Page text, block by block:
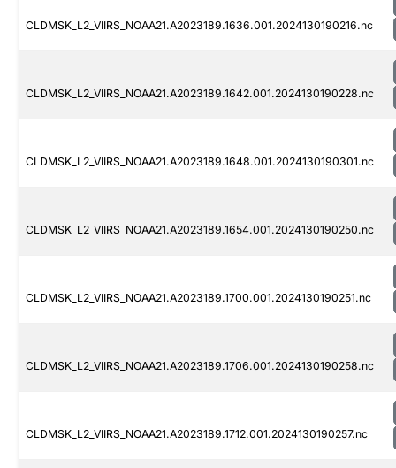
CLDMSK_L2_VIIRS_NOAA21.A2023189.1636.001.2024130190216.nc
CLDMSK_L2_VIIRS_NOAA21.A2023189.1642.001.2024130190228.nc
CLDMSK_L2_VIIRS_NOAA21.A2023189.1648.001.2024130190301.nc
CLDMSK_L2_VIIRS_NOAA21.A2023189.1654.001.2024130190250.nc
CLDMSK_L2_VIIRS_NOAA21.A2023189.1700.001.2024130190251.nc
CLDMSK_L2_VIIRS_NOAA21.A2023189.1706.001.2024130190258.nc
CLDMSK_L2_VIIRS_NOAA21.A2023189.1712.001.2024130190257.nc